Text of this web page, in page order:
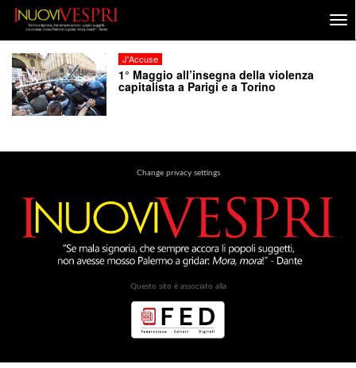
J'Accuse
1° Maggio all’insegna della violenza
capitalista a Parigi e a Torino
Change privacy settings
Questo sito è associato alla